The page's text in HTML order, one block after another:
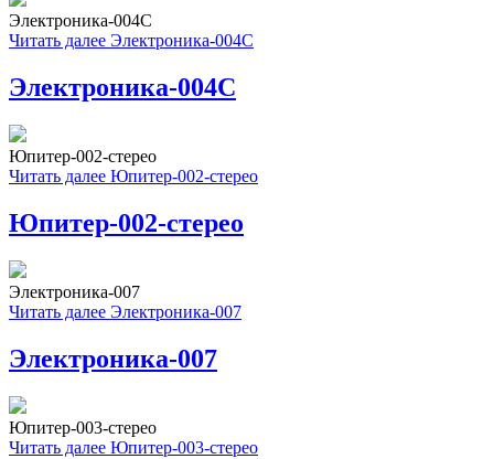
Электроника-004С
Читать далее Электроника-004С
Электроника-004С
Юпитер-002-стерео
Читать далее Юпитер-002-стерео
Юпитер-002-стерео
Электроника-007
Читать далее Электроника-007
Электроника-007
Юпитер-003-стерео
Читать далее Юпитер-003-стерео